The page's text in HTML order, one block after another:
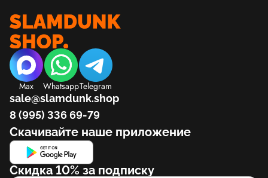
Max WhatsappTelegram
sale@slamdunk.shop
8 (995) 336 69-79
Скачивайте наше приложение
Скидка 10% за подписку